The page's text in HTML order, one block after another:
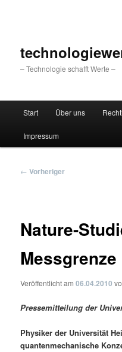
– Technologie schafft Werte –
Start Über uns
Impressum
Beitragsnavigation
← Vorheriger
Nature-
Veröffentlicht am06.04.2010
Pressemitteilung der
Physiker der Universität
quantenmechanische